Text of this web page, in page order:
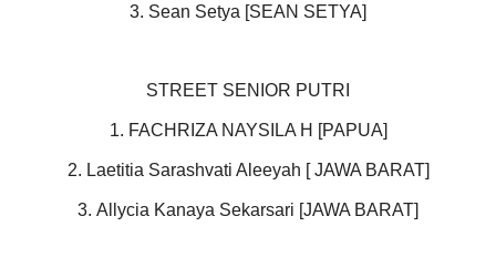
3. Sean Setya [SEAN SETYA]
STREET SENIOR PUTRI
1. FACHRIZA NAYSILA H [PAPUA]
2. Laetitia Sarashvati Aleeyah [ JAWA BARAT]
3. Allycia Kanaya Sekarsari [JAWA BARAT]